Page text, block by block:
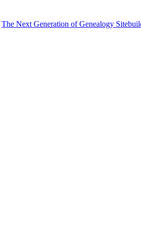
The Next Generation of Genealogy